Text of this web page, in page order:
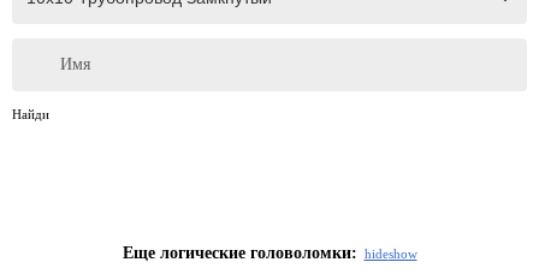
Имя
Найди
Еще логические головоломки: hideshow